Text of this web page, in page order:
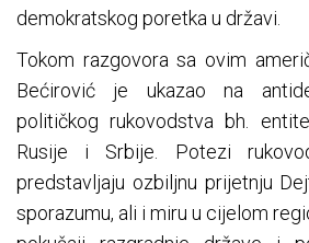
demokratskog poretka u državi.
Tokom razgovora sa ovim
Bećirović je ukazao na
političkog rukovodstva bh.
Rusije i Srbije. Potezi
predstavljaju ozbiljnu prijetnju
sporazumu, ali i miru u cijelom